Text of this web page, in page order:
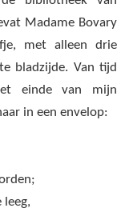
Madame Bovary
met alleen drie
bladzijde. Van tijd
einde van mijn
in een envelop:
leeg,